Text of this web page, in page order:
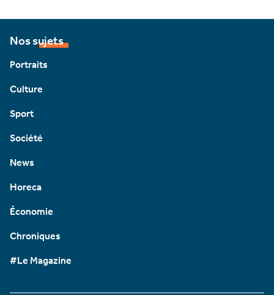
Nos sujets
Portraits
Culture
Sport
Société
News
Horeca
Économie
Chroniques
#Le Magazine